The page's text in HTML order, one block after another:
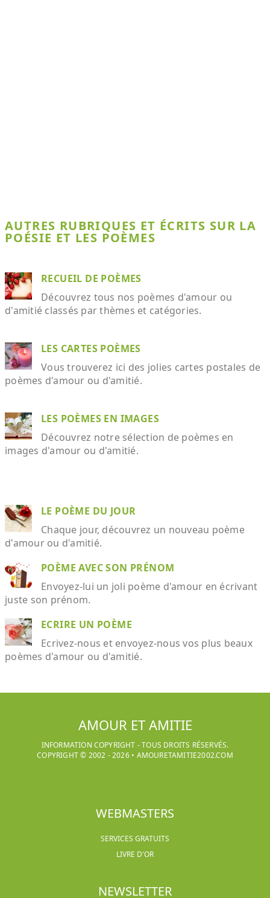
AUTRES RUBRIQUES ET ÉCRITS SUR LA
POÉSIE ET LES POÈMES
RECUEIL DE POÈMES
Découvrez tous nos poèmes d'amour ou
d'amitié classés par thèmes et catégories.
LES CARTES POÈMES
Vous trouverez ici des jolies cartes postales de
poèmes d'amour ou d'amitié.
LES POÈMES EN IMAGES
Découvrez notre sélection de poèmes en
images d'amour ou d'amitié.
LE POÈME DU JOUR
Chaque jour, découvrez un nouveau poème
d'amour ou d'amitié.
POÈME AVEC SON PRÉNOM
Envoyez-lui un joli poème d'amour en écrivant
juste son prénom.
ECRIRE UN POÈME
Ecrivez-nous et envoyez-nous vos plus beaux
poèmes d'amour ou d'amitié.
AMOUR ET AMITIE
INFORMATION COPYRIGHT - TOUS DROITS RÉSERVÉS.
COPYRIGHT © 2002 -2026• AMOURETAMITIE2002.COM
WEBMASTERS
SERVICES GRATUITS
LIVRE D'OR
NEWSLETTER